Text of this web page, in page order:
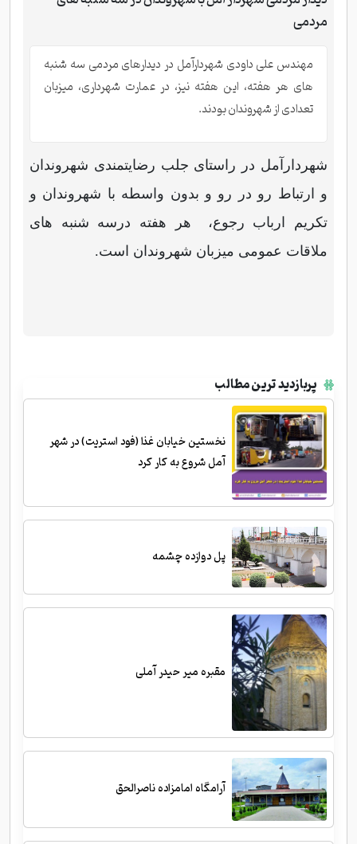
مردمی
مهندس علی داودی شهردارآمل در دیدارهای مردمی سه شنبه
های هر هفته، این هفته نیز، در عمارت شهرداری، میزبان
تعدادی از شهروندان بودند.
شهردارآمل در راستای جلب رضایتمندی شهروندان
و ارتباط رو در رو و بدون واسطه با شهروندان و
تکریم ارباب رجوع، هر هفته درسه شنبه های
ملاقات عمومی میزبان شهروندان است.
پربازدید ترین مطالب
نخستین خیابان غذا (فود استریت) در شهر
آمل شروع به کار کرد
پل دوازده چشمه
مقبره میر حیدر آملی
آرامگاه امامزاده ناصرالحق